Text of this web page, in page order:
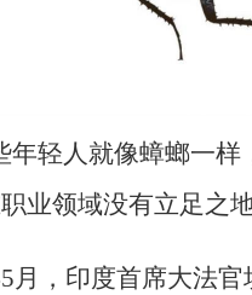
年轻人就像蟑螂一样
业领域没有立足之
月，印度首席大法官